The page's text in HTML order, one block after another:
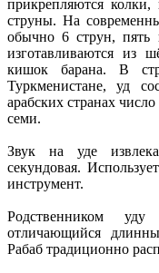
прикрепляются
струны. На
обычно 6 струн,
изготавливаются из
кишок барана. В
Туркменистане, уд
арабских странах
семи.
Звук на уде
секундовая.
инструмент.
Родственником
отличающийся
Рабаб традиционно